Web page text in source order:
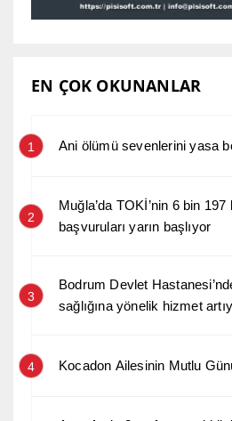
EN ÇOK OKUNANLAR
1 Ani ölümü sevenlerini yasa
2
Muğla’da TOKİ’nin 6 bin
başvuruları yarın başlıyor
3
Bodrum Devlet
sağlığına yönelik hizmet
4 Kocadon Ailesinin Mutlu